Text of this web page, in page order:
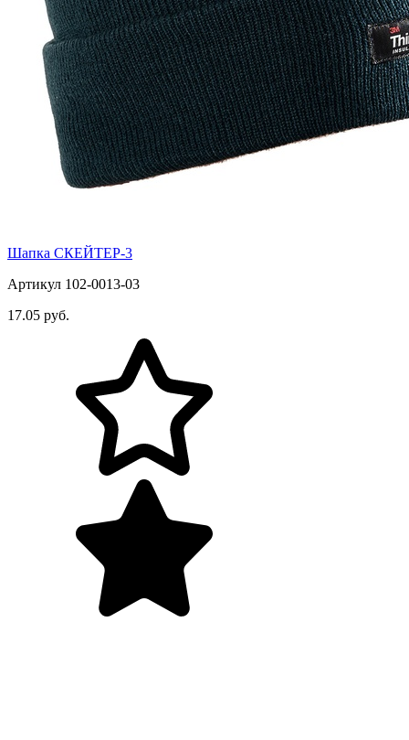
Шапка СКЕЙТЕР-3
Артикул 102-0013-03
17.05 руб.